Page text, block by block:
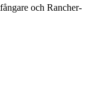
och Rancher-